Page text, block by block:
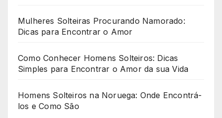
Mulheres Solteiras Procurando Namorado:
Dicas para Encontrar o Amor
Como Conhecer Homens Solteiros: Dicas
Simples para Encontrar o Amor da sua Vida
Homens Solteiros na Noruega: Onde Encontrá-
los e Como São